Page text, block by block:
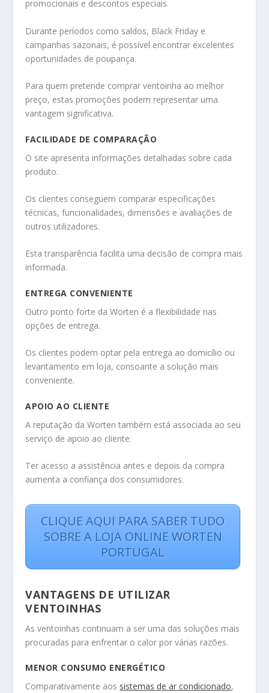
promocionais e descontos especiais.
Durante períodos como saldos, Black Friday e
campanhas sazonais, é possível encontrar excelentes
oportunidades de poupança.
Para quem pretende comprar ventoinha ao melhor
preço, estas promoções podem representar uma
vantagem significativa.
FACILIDADE DE COMPARAÇÃO
O site apresenta informações detalhadas sobre cada
produto.
Os clientes conseguem comparar especificações
técnicas, funcionalidades, dimensões e avaliações de
outros utilizadores.
Esta transparência facilita uma decisão de compra mais
informada.
ENTREGA CONVENIENTE
Outro ponto forte da Worten é a flexibilidade nas
opções de entrega.
Os clientes podem optar pela entrega ao domicílio ou
levantamento em loja, consoante a solução mais
conveniente.
APOIO AO CLIENTE
A reputação da Worten também está associada ao seu
serviço de apoio ao cliente.
Ter acesso a assistência antes e depois da compra
aumenta a confiança dos consumidores.
CLIQUE AQUI PARA SABER TUDO
SOBRE A LOJA ONLINE WORTEN
PORTUGAL
VANTAGENS DE UTILIZAR
VENTOINHAS
As ventoinhas continuam a ser uma das soluções mais
procuradas para enfrentar o calor por várias razões.
MENOR CONSUMO ENERGÉTICO
Comparativamente aos sistemas de ar condicionado,